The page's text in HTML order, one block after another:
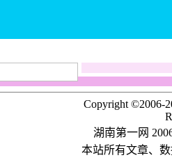
Copyright ©2006-
湖南第一网
本站所有文章、